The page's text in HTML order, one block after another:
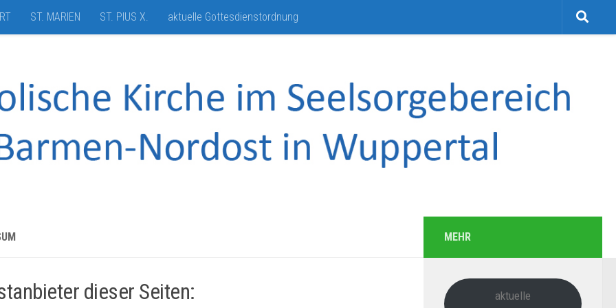
ST. MARIEN ST. PIUS X. aktuelle Gottesdienstordnung
dieser Seiten:
MEHR
aktuelle